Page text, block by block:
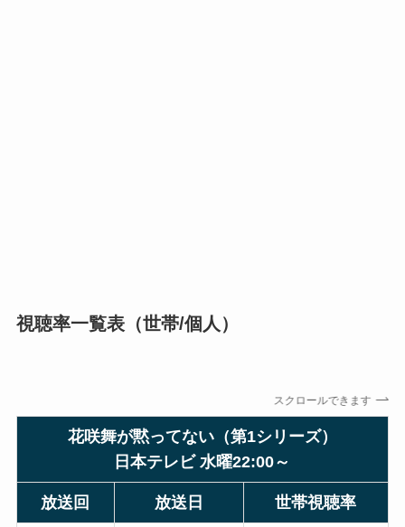
視聴率一覧表（世帯/個人）
スクロールできます
花咲舞が黙ってない（第1シリーズ）
日本テレビ 水曜22:00～
放送回 放送日 世帯視聴率